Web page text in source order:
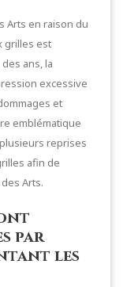
Arts en raison du
grilles est
ans, la
excessive
et
emblématique
reprises
afin de
Arts.
par
les